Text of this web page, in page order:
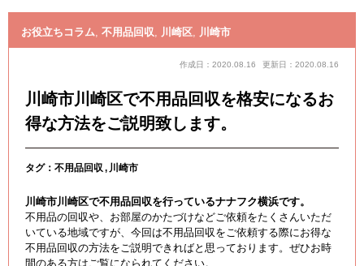
お役立ちコラム, 不用品回収, 川崎区, 川崎市
作成日：2020.08.16 更新日：2020.08.16
川崎市川崎区で不用品回収を格安になるお
得な方法をご説明致します。
タグ： 不用品回収 川崎市
川崎市川崎区で不用品回収を行っているナナフク横浜です。
不用品の回収や、お部屋のかたづけなどご依頼をたくさんいただ
いている地域ですが、今回は不用品回収をご依頼する際にお得な
不用品回収の方法をご説明できればと思っております。ぜひお時
間のある方はご覧になられてください。